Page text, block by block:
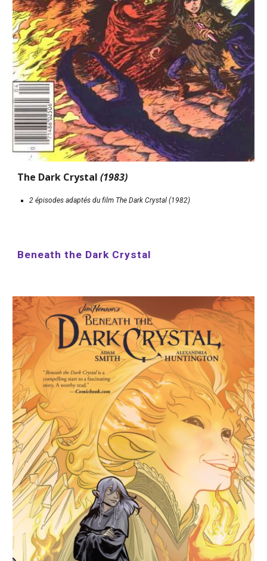
The Dark Crystal (1983)
2 épisodes adaptés du film The Dark Crystal (1982)
Beneath the Dark Crystal